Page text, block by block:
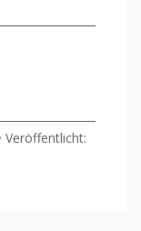
Veröffentlicht: